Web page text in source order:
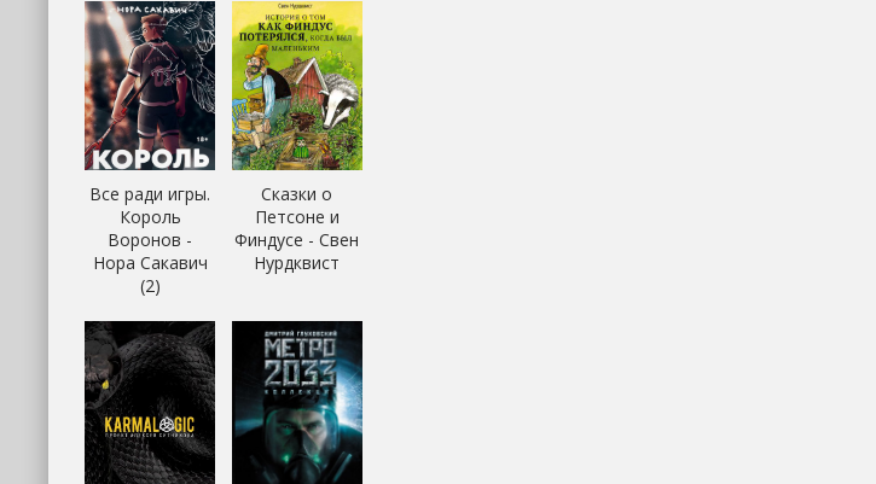
Все ради игры.
Король
Воронов -
Нора Сакавич
(2)
Сказки о
Петсоне и
Финдусе - Свен
Нурдквист